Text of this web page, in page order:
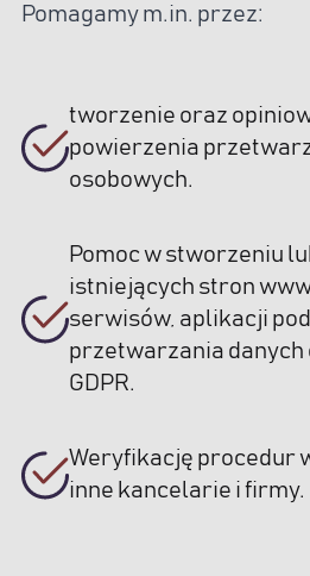
Pomagamy m.in. przez:
tworzenie oraz
powierzenia
osobowych.
Pomoc w stworzeniu
istniejących stron
serwisów, aplikacji
przetwarzania danych
GDPR.
Weryfikację procedur
inne kancelarie i firmy.